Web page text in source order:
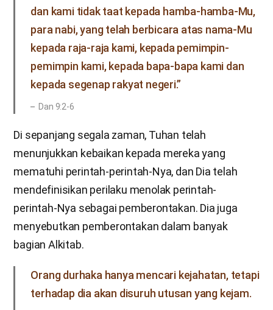
dan kami tidak taat kepada hamba-hamba-Mu,
para nabi, yang telah berbicara atas nama-Mu
kepada raja-raja kami, kepada pemimpin-
pemimpin kami, kepada bapa-bapa kami dan
kepada segenap rakyat negeri.”
Dan 9:2-6
Di sepanjang segala zaman, Tuhan telah
menunjukkan kebaikan kepada mereka yang
mematuhi perintah-perintah-Nya, dan Dia telah
mendefinisikan perilaku menolak perintah-
perintah-Nya sebagai pemberontakan. Dia juga
menyebutkan pemberontakan dalam banyak
bagian Alkitab.
Orang durhaka hanya mencari kejahatan, tetapi
terhadap dia akan disuruh utusan yang kejam.